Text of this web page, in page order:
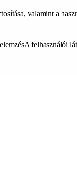
valamint a
A felhasználói